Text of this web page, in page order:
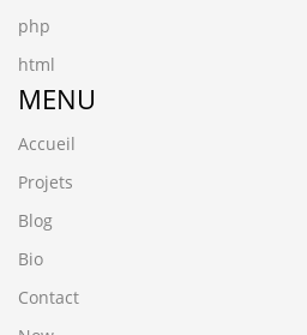
php
html
MENU
Accueil
Projets
Blog
Bio
Contact